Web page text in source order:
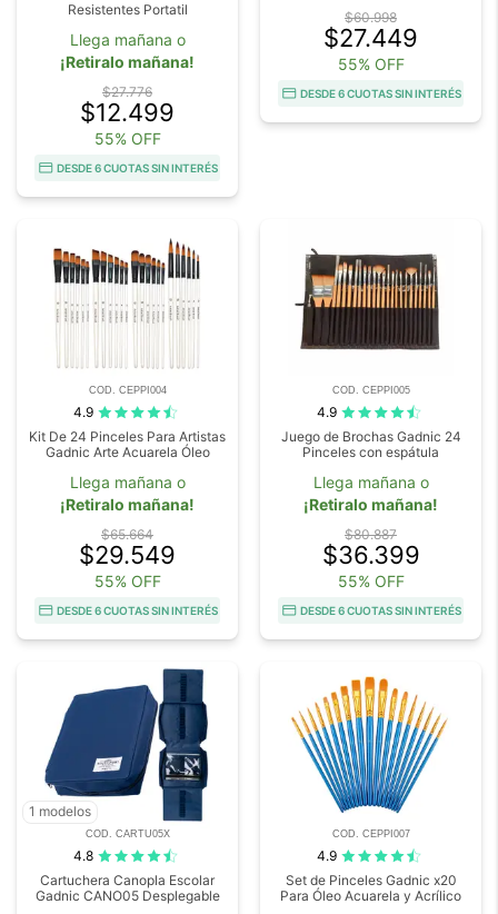
Resistentes Portatil
Llega mañana o
¡Retiralo mañana!
$27.776
$12.499
55% OFF
DESDE 6 CUOTAS SIN INTERÉS
$60.998
$27.449
55% OFF
DESDE 6 CUOTAS SIN INTERÉS
COD. CEPPI004
4.9
Kit De 24 Pinceles Para Artistas
Gadnic Arte Acuarela Óleo
Llega mañana o
¡Retiralo mañana!
$65.664
$29.549
55% OFF
DESDE 6 CUOTAS SIN INTERÉS
COD. CEPPI005
4.9
Juego de Brochas Gadnic 24
Pinceles con espátula
Llega mañana o
¡Retiralo mañana!
$80.887
$36.399
55% OFF
DESDE 6 CUOTAS SIN INTERÉS
1 modelos
COD. CARTU05X
4.8
Cartuchera Canopla Escolar
Gadnic CANO05 Desplegable
COD. CEPPI007
4.9
Set de Pinceles Gadnic x20
Para Óleo Acuarela y Acrílico